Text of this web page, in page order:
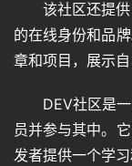
该社区还提
的在线身份和品
章和项目，展示自
DEV社区是
员并参与其中。
发者提供一个学习